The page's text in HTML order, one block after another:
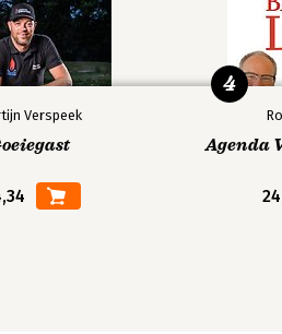
Verspeek
Agenda
4